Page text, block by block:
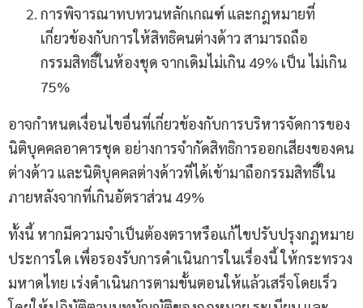
การพิจารณาทบทวนหลักเกณฑ์ และกฎหมายที่
เกี่ยวข้องกับการให้สิทธิคนต่างด้าว สามารถถือ
กรรมสิทธิ์ในห้องชุด จากเดิมไม่เกิน 49% เป็น ไม่เกิน
75%
อาจกำหนดเงื่อนไขอื่นที่เกี่ยวข้องกับการบริหารจัดการของ
นิติบุคคลอาคารชุด อย่างการจำกัดสิทธิการออกเสียงของคน
ต่างด้าว และนิติบุคคลต่างด้าวที่ได้เข้ามาถือกรรมสิทธิ์ใน
ภายหลังจากที่เกินอัตราส่วน 49%
ทั้งนี้ หากมีความจำเป็นต้องตราหรือแก้ไขปรับปรุงกฎหมาย
ประการใด เพื่อรองรับการดำเนินการในเรื่องนี้ ให้กระทรวง
มหาดไทย เร่งดำเนินการตามขั้นตอนให้แล้วเสร็จโดยเร็ว